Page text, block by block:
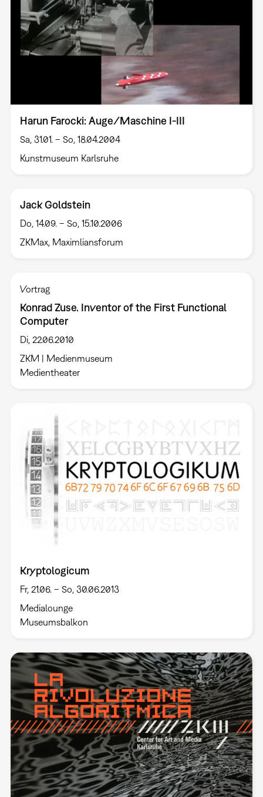
Harun Farocki: Auge/Maschine I-III
Sa, 31.01. – So, 18.04.2004
Kunstmuseum Karlsruhe
Jack Goldstein
Do, 14.09. – So, 15.10.2006
ZKMax, Maximliansforum
Vortrag
Konrad Zuse. Inventor of the First Functional
Computer
Di, 22.06.2010
ZKM | Medienmuseum
Medientheater
Kryptologicum
Fr, 21.06. – So, 30.06.2013
Medialounge
Museumsbalkon